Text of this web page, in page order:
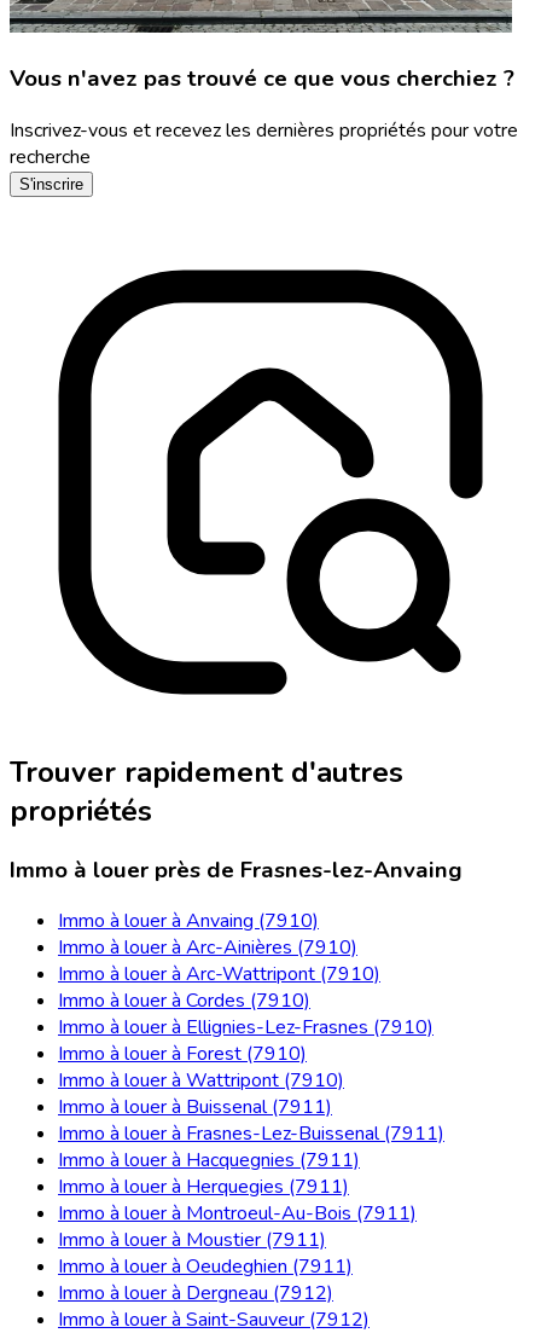
Vous n'avez pas trouvé ce que vous cherchiez ?
Inscrivez-vous et recevez les dernières propriétés pour votre
recherche
S'inscrire
Trouver rapidement d'autres
propriétés
Immo à louer près de Frasnes-lez-Anvaing
Immo à louer à Anvaing (7910)
Immo à louer à Arc-Ainières (7910)
Immo à louer à Arc-Wattripont (7910)
Immo à louer à Cordes (7910)
Immo à louer à Ellignies-Lez-Frasnes (7910)
Immo à louer à Forest (7910)
Immo à louer à Wattripont (7910)
Immo à louer à Buissenal (7911)
Immo à louer à Frasnes-Lez-Buissenal (7911)
Immo à louer à Hacquegnies (7911)
Immo à louer à Herquegies (7911)
Immo à louer à Montroeul-Au-Bois (7911)
Immo à louer à Moustier (7911)
Immo à louer à Oeudeghien (7911)
Immo à louer à Dergneau (7912)
Immo à louer à Saint-Sauveur (7912)